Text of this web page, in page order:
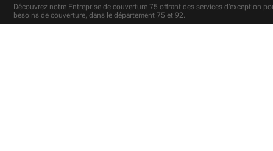
Découvrez notre Entreprise de couverture 75 offrant des services d'exception
besoins de couverture, dans le département 75 et 92.